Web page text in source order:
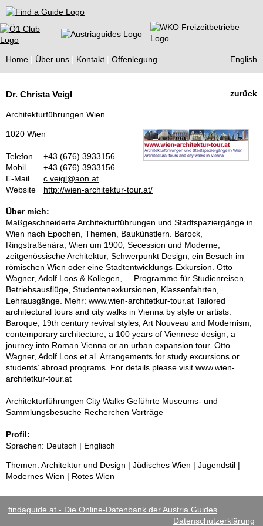
Find a Guide
Home Über uns Kontakt Offenlegung English
Guides
zurück
Dr. Christa Veigl
Architekturführungen Wien
1020 Wien
Telefon
+43 (676) 3933156
Mobil
+43 (676) 3933156
E-Mail
c.veigl@aon.at
Website
http://wien-architektur-tour.at/
Über mich:
Maßgeschneiderte Architekturführungen und Stadtspaziergänge in
Wien nach Epochen, Themen, Baukünstlern. Barock,
Ringstraßenära, Wien um 1900, Secession und Moderne,
zeitgenössische Architektur, Schwerpunkt Design, ein Besuch im
römischen Wien oder eine Stadtentwicklungs-Exkursion. Otto
Wagner, Adolf Loos & Kollegen, ... Programme für Studienreisen,
Betriebsausflüge, Studentenexkursionen, Klassenfahrten,
Lehrausgänge. Mehr: www.wien-architetkur-tour.at Tailored
architectural tours and city walks in Vienna by style or artists.
Baroque, 19th century revival styles, Art Nouveau and Modernism,
contemporary architecture, a 100 years of Viennese design, a
journey into Roman Vienna or an urban expansion tour. Otto
Wagner, Adolf Loos et al. Arrangements for study excursions or
students’ abroad programs. For details please visit www.wien-
architetkur-tour.at
Architekturführungen City Walks Geführte Museums- und
Sammlungsbesuche Recherchen Vorträge
Profil:
Sprachen: Deutsch | Englisch
Themen: Architektur und Design | Jüdisches Wien | Jugendstil |
Modernes Wien | Rotes Wien
findaguide.at - Die Online-Datenbank der Austria Guides
Datenschutzerklärung